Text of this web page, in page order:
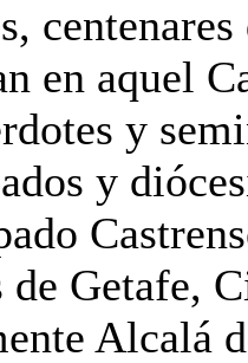
en aquel
y
y
de Getafe,
Alcalá